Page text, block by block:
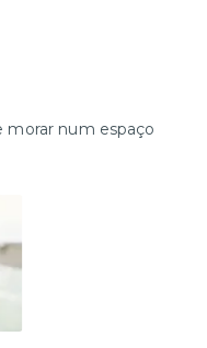
morar num espaço